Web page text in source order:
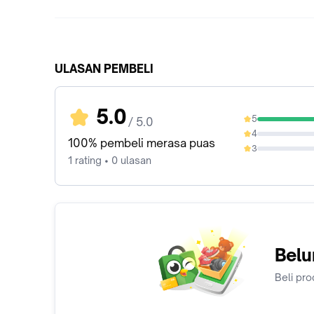
ULASAN PEMBELI
5.0 / 5.0
100% pembeli merasa puas
1 rating • 0 ulasan
5
100%
4
0%
3
0%
Beli